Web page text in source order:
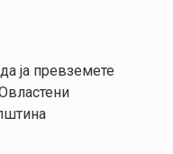
ја превземете